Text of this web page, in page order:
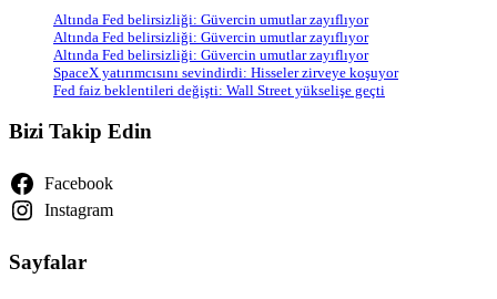
Altında Fed belirsizliği: Güvercin umutlar zayıflıyor
Altında Fed belirsizliği: Güvercin umutlar zayıflıyor
Altında Fed belirsizliği: Güvercin umutlar zayıflıyor
SpaceX yatırımcısını sevindirdi: Hisseler zirveye koşuyor
Fed faiz beklentileri değişti: Wall Street yükselişe geçti
Bizi Takip Edin
Facebook
Instagram
Sayfalar